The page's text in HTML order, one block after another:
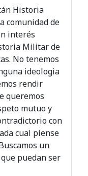
Historia
comunidad de
interés
Militar de
No tenemos
ideologia
rendir
queremos
mutuo y
con
cual piense
un
puedan ser